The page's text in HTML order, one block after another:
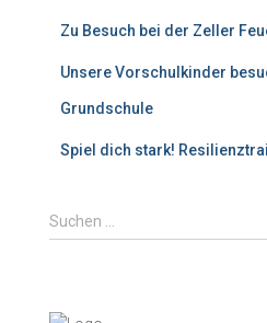
Zu Besuch bei der Zeller
Unsere Vorschulkinder
Grundschule
Spiel dich stark!
S
u
e
Suchen …